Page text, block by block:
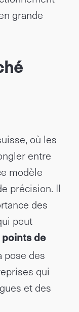
grande
où les
entre
modèle
précision. Il
des
peut
de
pose des
qui
et des